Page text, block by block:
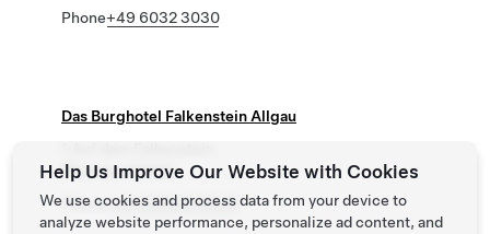
Phone+49 6032 3030
Das Burghotel Falkenstein Allgau
Pfronten 87459
Phone+49 8363 914540
Help Us Improve Our Website with Cookies
We use cookies and process data from your device to
analyze website performance, personalize ad content, and